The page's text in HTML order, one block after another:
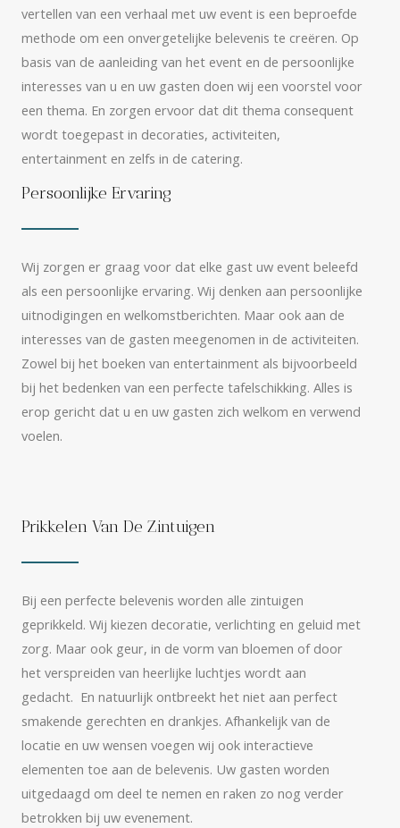
vertellen van een verhaal met uw event is een beproefde
methode om een onvergetelijke belevenis te creëren. Op
basis van de aanleiding van het event en de persoonlijke
interesses van u en uw gasten doen wij een voorstel voor
een thema. En zorgen ervoor dat dit thema consequent
wordt toegepast in decoraties, activiteiten,
entertainment en zelfs in de catering.
Persoonlijke Ervaring
Wij zorgen er graag voor dat elke gast uw event beleefd
als een persoonlijke ervaring. Wij denken aan persoonlijke
uitnodigingen en welkomstberichten. Maar ook aan de
interesses van de gasten meegenomen in de activiteiten.
Zowel bij het boeken van entertainment als bijvoorbeeld
bij het bedenken van een perfecte tafelschikking. Alles is
erop gericht dat u en uw gasten zich welkom en verwend
voelen.
Prikkelen Van De Zintuigen
Bij een perfecte belevenis worden alle zintuigen
geprikkeld. Wij kiezen decoratie, verlichting en geluid met
zorg. Maar ook geur, in de vorm van bloemen of door
het verspreiden van heerlijke luchtjes wordt aan
gedacht. En natuurlijk ontbreekt het niet aan perfect
smakende gerechten en drankjes. Afhankelijk van de
locatie en uw wensen voegen wij ook interactieve
elementen toe aan de belevenis. Uw gasten worden
uitgedaagd om deel te nemen en raken zo nog verder
betrokken bij uw evenement.